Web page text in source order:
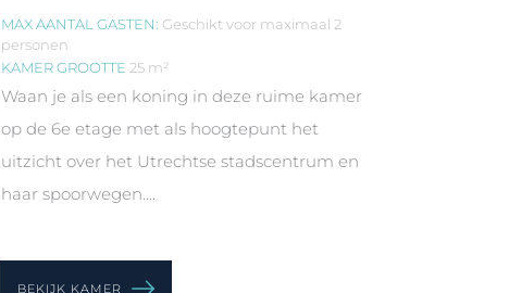
MAX AANTAL GASTEN: Geschikt voor maximaal 2
personen
KAMER GROOTTE 25 m²
Waan je als een koning in deze ruime kamer
op de 6e etage met als hoogtepunt het
uitzicht over het Utrechtse stadscentrum en
haar spoorwegen....
BEKIJK KAMER